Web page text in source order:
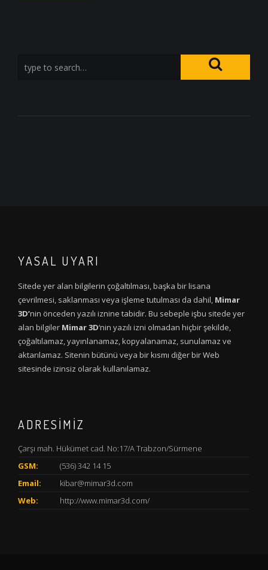
YASAL UYARI
Sitede yer alan bilgilerin çoğaltılması, başka bir lisana
çevrilmesi, saklanması veya işleme tutulması da dahil, Mimar
3D’nin önceden yazılı iznine tabidir. Bu sebeple işbu sitede yer
alan bilgiler Mimar 3D‘nin yazılı izni olmadan hiçbir şekilde,
çoğaltılamaz, yayınlanamaz, kopyalanamaz, sunulamaz ve
aktarılamaz. Sitenin bütünü veya bir kısmı diğer bir Web
sitesinde izinsiz olarak kullanılamaz.
ADRESİMİZ
Çarşı mah. Hükümet cad. No:17/A Trabzon/Sürmene
GSM:
(536) 342 14 15
Email:
kibar@mimar3d.com
Web:
http://www.mimar3d.com/